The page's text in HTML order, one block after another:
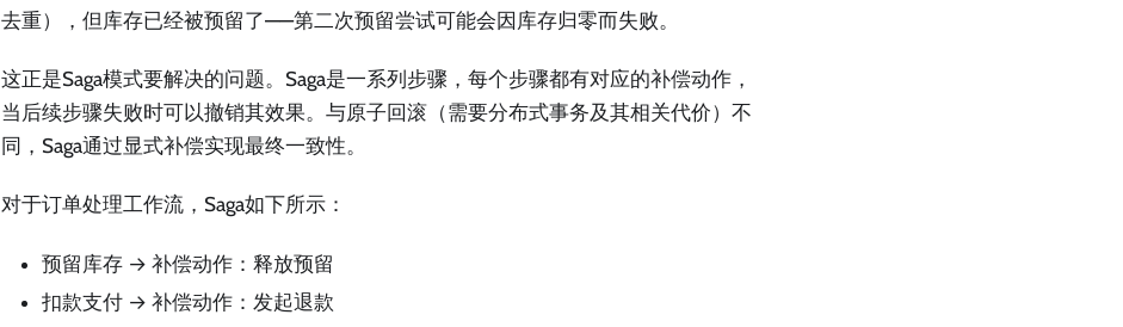
去重），但库存已经被预留了——第二次预留尝试可能会因库存归零而失败。
这正是Saga模式要解决的问题。Saga是一系列步骤，每个步骤都有对应的补偿动作，
当后续步骤失败时可以撤销其效果。与原子回滚（需要分布式事务及其相关代价）不
同，Saga通过显式补偿实现最终一致性。
对于订单处理工作流，Saga如下所示：
预留库存 → 补偿动作：释放预留
扣款支付 → 补偿动作：发起退款